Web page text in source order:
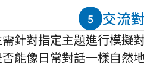
5 交流
針對指定主題進行模擬
能像日常對話一樣自然